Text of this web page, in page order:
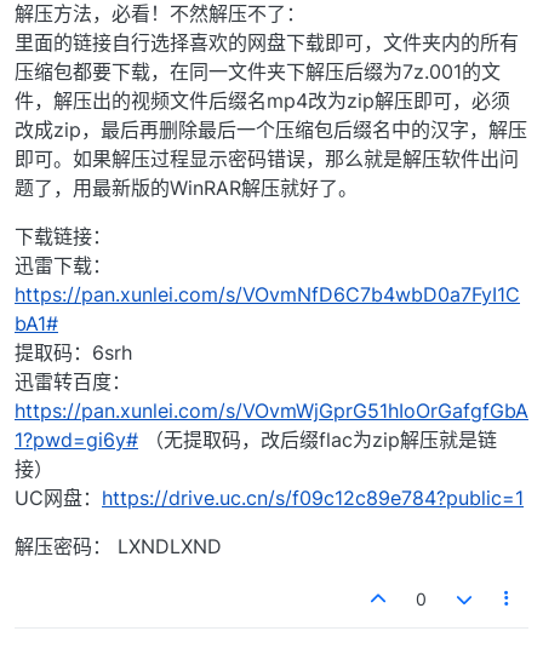
解压方法，必看！不然解压不了：
里面的链接自行选择喜欢的网盘下载即可，文件夹内的所有
压缩包都要下载，在同一文件夹下解压后缀为7z.001的文
件，解压出的视频文件后缀名mp4改为zip解压即可，必须
改成zip，最后再删除最后一个压缩包后缀名中的汉字，解压
即可。如果解压过程显示密码错误，那么就是解压软件出问
题了，用最新版的WinRAR解压就好了。
下载链接：
迅雷下载：
https://pan.xunlei.com/s/VOvmNfD6C7b4wbD0a7FyI1C
bA1#
提取码：6srh
迅雷转百度：
https://pan.xunlei.com/s/VOvmWjGprG51hIoOrGafgfGbA
1?pwd=gi6y# （无提取码，改后缀flac为zip解压就是链
接）
UC网盘： https://drive.uc.cn/s/f09c12c89e784?public=1
解压密码： LXNDLXND
0